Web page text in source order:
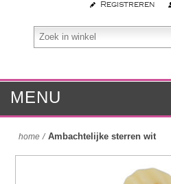
Registreren
MENU
home / Ambachtelijke sterren wit